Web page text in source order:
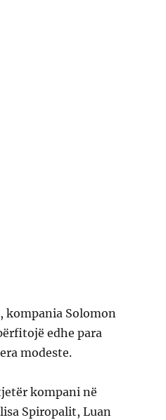
kompania Solomon
edhe para
modeste.
kompani në
Spiropalit, Luan